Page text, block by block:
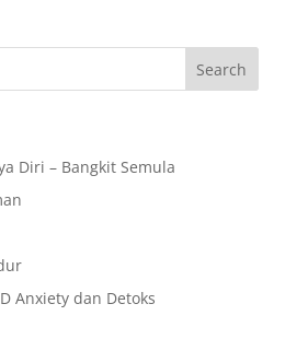
Diri – Bangkit Semula
Anxiety dan Detoks